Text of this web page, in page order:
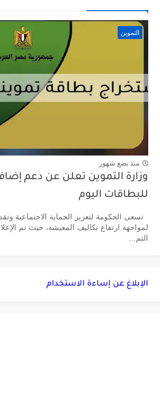
التموين
منذ بضع شهور
للبطاقات اليوم
تسعى الحكومة لتعزيز الحماية الاجتماعية
لمواجهة ارتفاع تكاليف المعيشة، حيث تم
التم...
الإبلاغ عن إساءة الاستخدام